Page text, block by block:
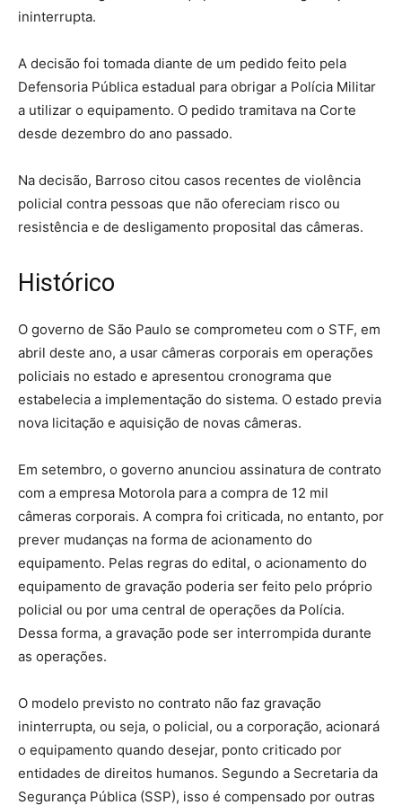
ininterrupta.
A decisão foi tomada diante de um pedido feito pela
Defensoria Pública estadual para obrigar a Polícia Militar
a utilizar o equipamento. O pedido tramitava na Corte
desde dezembro do ano passado.
Na decisão, Barroso citou casos recentes de violência
policial contra pessoas que não ofereciam risco ou
resistência e de desligamento proposital das câmeras.
Histórico
O governo de São Paulo se comprometeu com o STF, em
abril deste ano, a usar câmeras corporais em operações
policiais no estado e apresentou cronograma que
estabelecia a implementação do sistema. O estado previa
nova licitação e aquisição de novas câmeras.
Em setembro, o governo anunciou assinatura de contrato
com a empresa Motorola para a compra de 12 mil
câmeras corporais. A compra foi criticada, no entanto, por
prever mudanças na forma de acionamento do
equipamento. Pelas regras do edital, o acionamento do
equipamento de gravação poderia ser feito pelo próprio
policial ou por uma central de operações da Polícia.
Dessa forma, a gravação pode ser interrompida durante
as operações.
O modelo previsto no contrato não faz gravação
ininterrupta, ou seja, o policial, ou a corporação, acionará
o equipamento quando desejar, ponto criticado por
entidades de direitos humanos. Segundo a Secretaria da
Segurança Pública (SSP), isso é compensado por outras